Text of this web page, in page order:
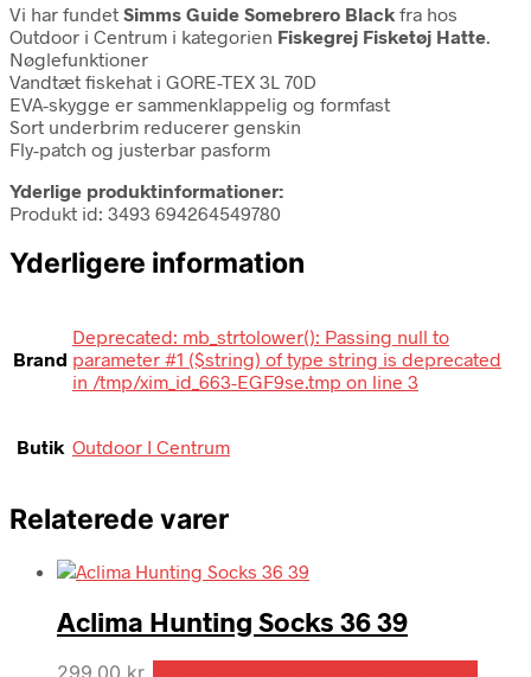
Vi har fundet Simms Guide Somebrero Black fra hos
Outdoor i Centrum i kategorien Fiskegrej Fisketøj Hatte.
Nøglefunktioner
Vandtæt fiskehat i GORE-TEX 3L 70D
EVA-skygge er sammenklappelig og formfast
Sort underbrim reducerer genskin
Fly-patch og justerbar pasform
Yderlige produktinformationer:
Produkt id: 3493 694264549780
Yderligere information
Brand
Deprecated: mb_strtolower(): Passing null to
parameter #1 ($string) of type string is deprecated
in /tmp/xim_id_663-EGF9se.tmp on line 3
Butik Outdoor I Centrum
Relaterede varer
Aclima Hunting Socks 36 39
299,00 kr.